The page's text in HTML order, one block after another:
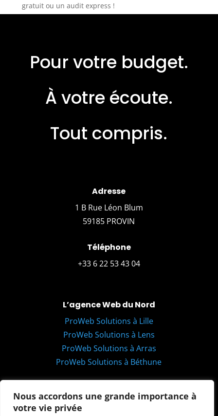
Nous accordons une grande importance à
votre vie privée
gratuit ou un audit express !
Pour votre budget.
À votre écoute.
Tout compris.
Adresse
1 B Rue Léon Blum
59185 PROVIN
Téléphone
+33 6 22 53 43 04
L’agence Web du Nord
ProWeb Solutions à Lille
ProWeb Solutions à Lens
ProWeb Solutions à Arras
ProWeb Solutions à Béthune
hello@proweb-solutions.fr